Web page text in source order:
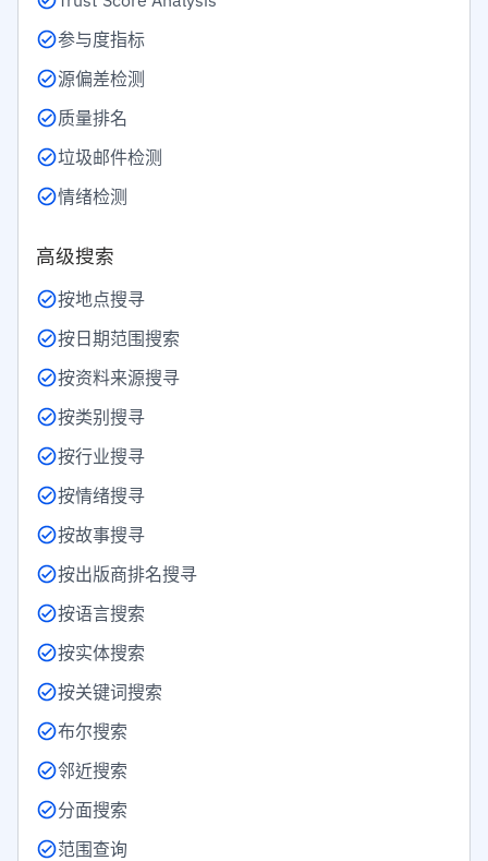
参与度指标
源偏差检测
质量排名
垃圾邮件检测
情绪检测
高级搜索
按地点搜寻
按日期范围搜索
按资料来源搜寻
按类别搜寻
按行业搜寻
按情绪搜寻
按故事搜寻
按出版商排名搜寻
按语言搜索
按实体搜索
按关键词搜索
布尔搜索
邻近搜索
分面搜索
范围查询